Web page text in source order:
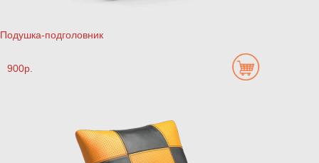
Подушка-подголовник
900р.